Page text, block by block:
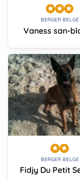
BERGER BELGE
Vaness san-
BERGER BELGE
Fidjy Du Petit